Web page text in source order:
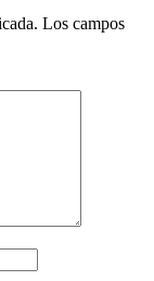
Los campos